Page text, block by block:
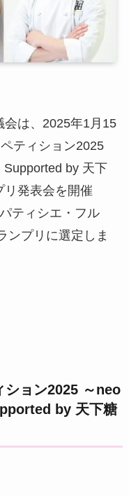
会は、2025年1月15
ティション2025
Supported by 天下
リ発表会を開催
ティシエ・フル
プリに選定しま
ション2025 ～neo
by 天下糖